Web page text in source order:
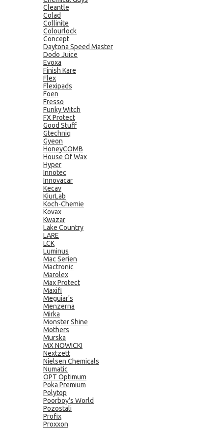
Cleantle
Colad
Collinite
Colourlock
Concept
Daytona Speed Master
Dodo Juice
Evoxa
Finish Kare
Flex
Flexipads
Foen
Fresso
Funky Witch
FX Protect
Good Stuff
Gtechniq
Gyeon
HoneyCOMB
House Of Wax
Hyper
Innotec
Innovacar
Kecav
KiurLab
Koch-Chemie
Kovax
Kwazar
Lake Country
LARE
LCK
Luminus
Mac Serien
Mactronic
Marolex
Max Protect
Maxifi
Meguiar's
Menzerna
Mirka
Monster Shine
Mothers
Murska
MX NOWICKI
Nextzett
Nielsen Chemicals
Numatic
OPT Optimum
Poka Premium
Polytop
Poorboy's World
Pozostali
Profix
Proxxon